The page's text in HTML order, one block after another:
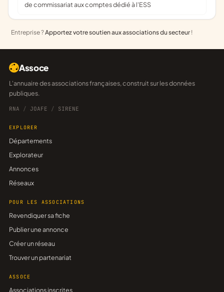
de commissariat aux comptes dédié à l'ESS
Entreprise ?Apportez votre soutien aux associations du secteur !
Assoce
L'annuaire des associations françaises, construit sur les données
publiques.
RNA / JOAFE / SIRENE
EXPLORER
Départements
Explorateur
Annonces
Réseaux
POUR LES ASSOCIATIONS
Revendiquer sa fiche
Publier une annonce
Créer un réseau
Trouver un partenariat
ASSOCE
Associations inscrites